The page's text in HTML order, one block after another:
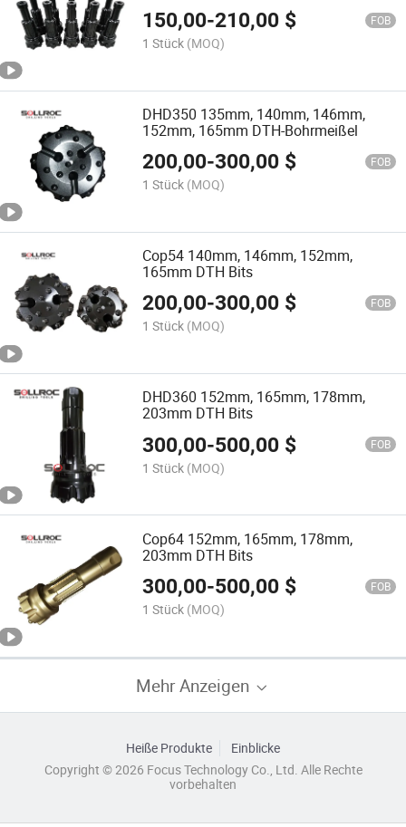
150,00-210,00 $ FOB
1 Stück (MOQ)
DHD350 135mm, 140mm, 146mm,
152mm, 165mm DTH-Bohrmeißel
200,00-300,00 $ FOB
1 Stück (MOQ)
Cop54 140mm, 146mm, 152mm,
165mm DTH Bits
200,00-300,00 $ FOB
1 Stück (MOQ)
DHD360 152mm, 165mm, 178mm,
203mm DTH Bits
300,00-500,00 $ FOB
1 Stück (MOQ)
Cop64 152mm, 165mm, 178mm,
203mm DTH Bits
300,00-500,00 $ FOB
1 Stück (MOQ)
Mehr Anzeigen
Heiße Produkte
Einblicke
Copyright © 2026 Focus Technology Co., Ltd. Alle Rechte
vorbehalten